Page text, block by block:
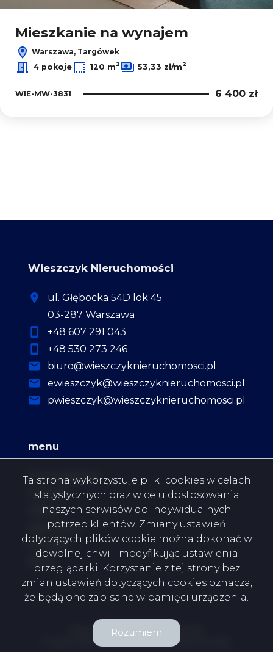
Mieszkanie na wynajem
Warszawa, Targówek
4 pokoje
120 m2 53,33 zł/m2
WIE-MW-3831 6 400 zł
Wieszczyk Nieruchomości
ul. Głębocka 54D lok 45
03-287 Warszawa
+48 607 291 043
+48 530 273 246
biuro@wieszczyknieruchomosci.pl
ewieszczyk@wieszczyknieruchomosci.pl
pwieszczyk@wieszczyknieruchomosci.pl
menu
Strona główna
O firmie
Oferty
Zgłoszenia
Kontakt
Wieszczyk Nieruchomości © 2026
Program dla biur nieruchomości
Galactica Virgo
Ta strona wykorzystuje pliki cookies w celach
statystycznych oraz w celu dostosowania
naszych serwisów do indywidualnych
potrzeb klientów. Zmiany ustawień
dotyczących plików cookie można dokonać w
dowolnej chwili modyfikując ustawienia
przeglądarki. Korzystanie z tej strony bez
zmian ustawień dotyczących cookies oznacza,
że będą one zapisane w pamięci urządzenia.
Rozumiem